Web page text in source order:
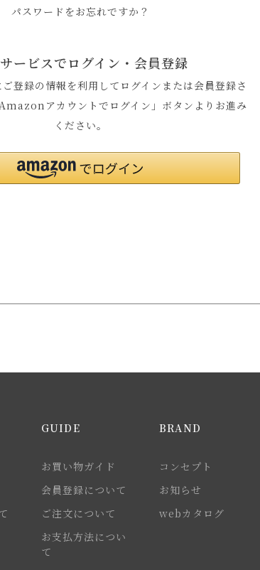
パスワードをお忘れですか？
ービスでログイン・会員登録
録の情報を利用してログインまたは会員登録さ
アカウントでログイン」ボタンよりお進み
ください。
GUIDE
お買い物ガイド
会員登録について
ご注文について
お支払方法につい
て
BRAND
コンセプト
お知らせ
webカタログ